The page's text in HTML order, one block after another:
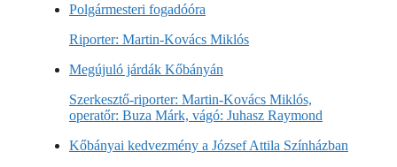
Polgármesteri fogadóóra
Riporter: Martin-Kovács Miklós
Megújuló járdák Kőbányán
Szerkesztő-riporter: Martin-Kovács Miklós,
operatőr: Buza Márk, vágó: Juhasz Raymond
Kőbányai kedvezmény a József Attila Színházban